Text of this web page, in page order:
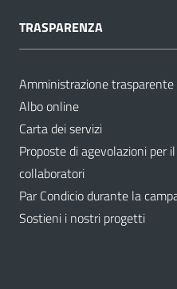
TRASPARENZA
Amministrazione trasparente
Albo online
Carta dei servizi
Proposte di agevolazioni per
collaboratori
Par Condicio durante la
Sostieni i nostri progetti